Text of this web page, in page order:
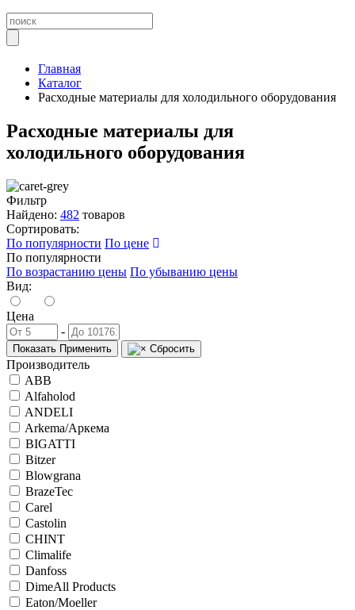
Главная
Каталог
Расходные материалы для холодильного оборудования
Расходные материалы для
холодильного оборудования
Фильтр
Найдено: 482 товаров
Сортировать:
По популярности По цене
По популярности
По возрастанию цены По убыванию цены
Вид:
Цена
-
Показать Применить Сбросить
Производитель
ABB
Alfaholod
ANDELI
Arkema/Аркема
BIGATTI
Bitzer
Blowgrana
BrazeTec
Carel
Castolin
CHINT
Climalife
Danfoss
DimeAll Products
Eaton/Moeller